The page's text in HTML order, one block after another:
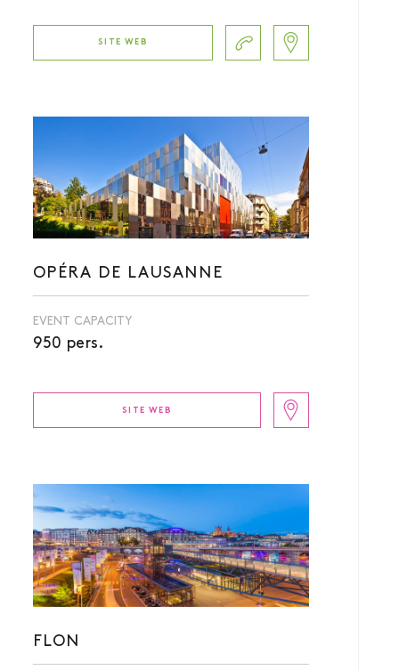
SITE WEB
OPÉRA DE LAUSANNE
EVENT CAPACITY
950 pers.
SITE WEB
FLON